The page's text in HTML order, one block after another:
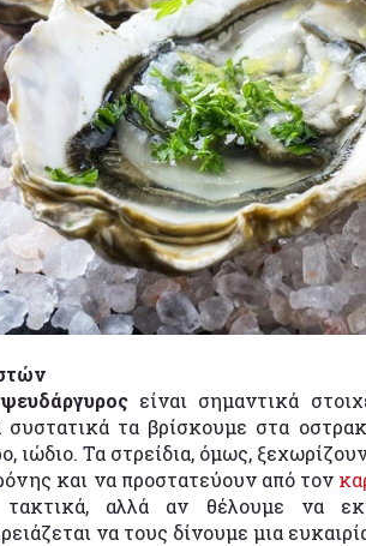
είναι σημαντικά
συστατικά τα βρίσκουμε στα
ιώδιο. Τα στρείδια, όμως,
και να προστατεύουν από τον
αλλά αν θέλουμε να
να τους δίνουμε μια